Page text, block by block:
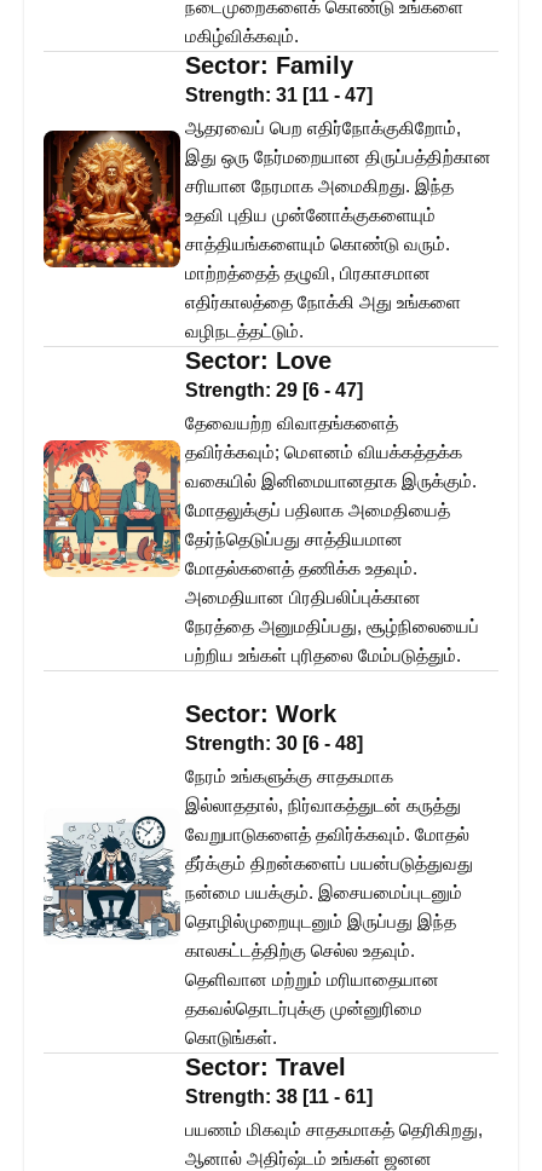
நடைமுறைகளைக் கொண்டு உங்களை
மகிழ்விக்கவும்.
Sector: Family
Strength: 31 [11 - 47]
ஆதரவைப் பெற எதிர்நோக்குகிறோம்,
இது ஒரு நேர்மறையான திருப்பத்திற்கான
சரியான நேரமாக அமைகிறது. இந்த
உதவி புதிய முன்னோக்குகளையும்
சாத்தியங்களையும் கொண்டு வரும்.
மாற்றத்தைத் தழுவி, பிரகாசமான
எதிர்காலத்தை நோக்கி அது உங்களை
வழிநடத்தட்டும்.
Sector: Love
Strength: 29 [6 - 47]
தேவையற்ற விவாதங்களைத்
தவிர்க்கவும்; மௌனம் வியக்கத்தக்க
வகையில் இனிமையானதாக இருக்கும்.
மோதலுக்குப் பதிலாக அமைதியைத்
தேர்ந்தெடுப்பது சாத்தியமான
மோதல்களைத் தணிக்க உதவும்.
அமைதியான பிரதிபலிப்புக்கான
நேரத்தை அனுமதிப்பது, சூழ்நிலையைப்
பற்றிய உங்கள் புரிதலை மேம்படுத்தும்.
Sector: Work
Strength: 30 [6 - 48]
நேரம் உங்களுக்கு சாதகமாக
இல்லாததால், நிர்வாகத்துடன் கருத்து
வேறுபாடுகளைத் தவிர்க்கவும். மோதல்
தீர்க்கும் திறன்களைப் பயன்படுத்துவது
நன்மை பயக்கும். இசையமைப்புடனும்
தொழில்முறையுடனும் இருப்பது இந்த
காலகட்டத்திற்கு செல்ல உதவும்.
தெளிவான மற்றும் மரியாதையான
தகவல்தொடர்புக்கு முன்னுரிமை
கொடுங்கள்.
Sector: Travel
Strength: 38 [11 - 61]
பயணம் மிகவும் சாதகமாகத் தெரிகிறது,
ஆனால் அதிர்ஷ்டம் உங்கள் ஜனன